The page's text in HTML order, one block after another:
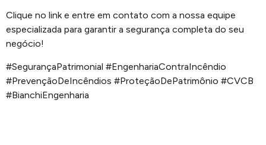
Clique no link e entre em contato com a nossa equipe
especializada para garantir a segurança completa do seu
negócio!
#SegurançaPatrimonial #EngenhariaContraIncêndio
#PrevençãoDeIncêndios #ProteçãoDePatrimônio #CVCB
#BianchiEngenharia